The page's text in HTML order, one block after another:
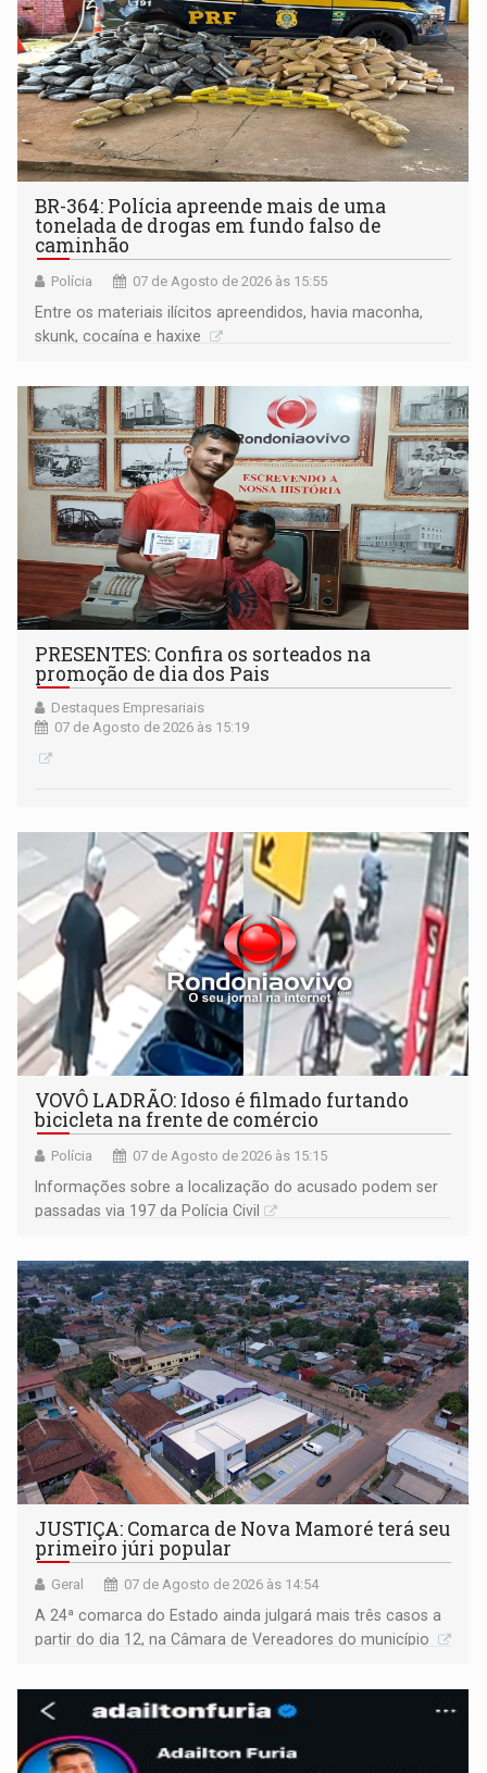
BR-364: Polícia apreende mais de uma
tonelada de drogas em fundo falso de
caminhão
Polícia 07 de Agosto de 2026 às 15:55
Entre os materiais ilícitos apreendidos, havia maconha,
skunk, cocaína e haxixe
PRESENTES: Confira os sorteados na
promoção de dia dos Pais
Destaques Empresariais
07 de Agosto de 2026 às 15:19
VOVÔ LADRÃO: Idoso é filmado furtando
bicicleta na frente de comércio
Polícia 07 de Agosto de 2026 às 15:15
Informações sobre a localização do acusado podem ser
passadas via 197 da Polícia Civil
JUSTIÇA: Comarca de Nova Mamoré terá seu
primeiro júri popular
Geral 07 de Agosto de 2026 às 14:54
A 24ª comarca do Estado ainda julgará mais três casos a
partir do dia 12, na Câmara de Vereadores do município